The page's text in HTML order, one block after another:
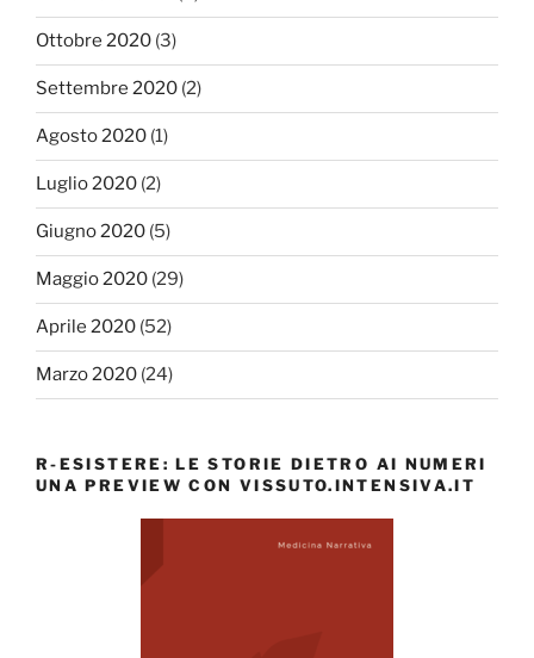
Ottobre 2020 (3)
Settembre 2020 (2)
Agosto 2020 (1)
Luglio 2020 (2)
Giugno 2020 (5)
Maggio 2020 (29)
Aprile 2020 (52)
Marzo 2020 (24)
R-ESISTERE: LE STORIE DIETRO AI NUMERI
UNA PREVIEW CON VISSUTO.INTENSIVA.IT